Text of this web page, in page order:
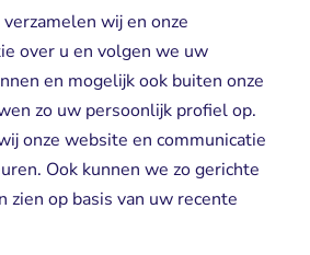
wij en onze
over u en volgen we uw
en mogelijk ook buiten onze
zo uw persoonlijk profiel op.
onze website en communicatie
Ook kunnen we zo gerichte
zien op basis van uw recente